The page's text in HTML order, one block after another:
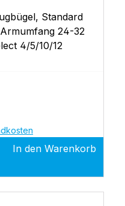
Standard
24-32
4/5/10/12
In den Warenkorb